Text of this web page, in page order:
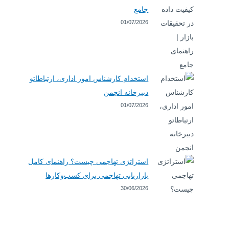
جامع
01/07/2026
استخدام کارشناس امور اداری، ارتباطاتو
دبیرخانه انجمن
01/07/2026
استراتژی تهاجمی چیست؟ راهنمای کامل
بازاریابی تهاجمی برای کسب‌وکارها
30/06/2026